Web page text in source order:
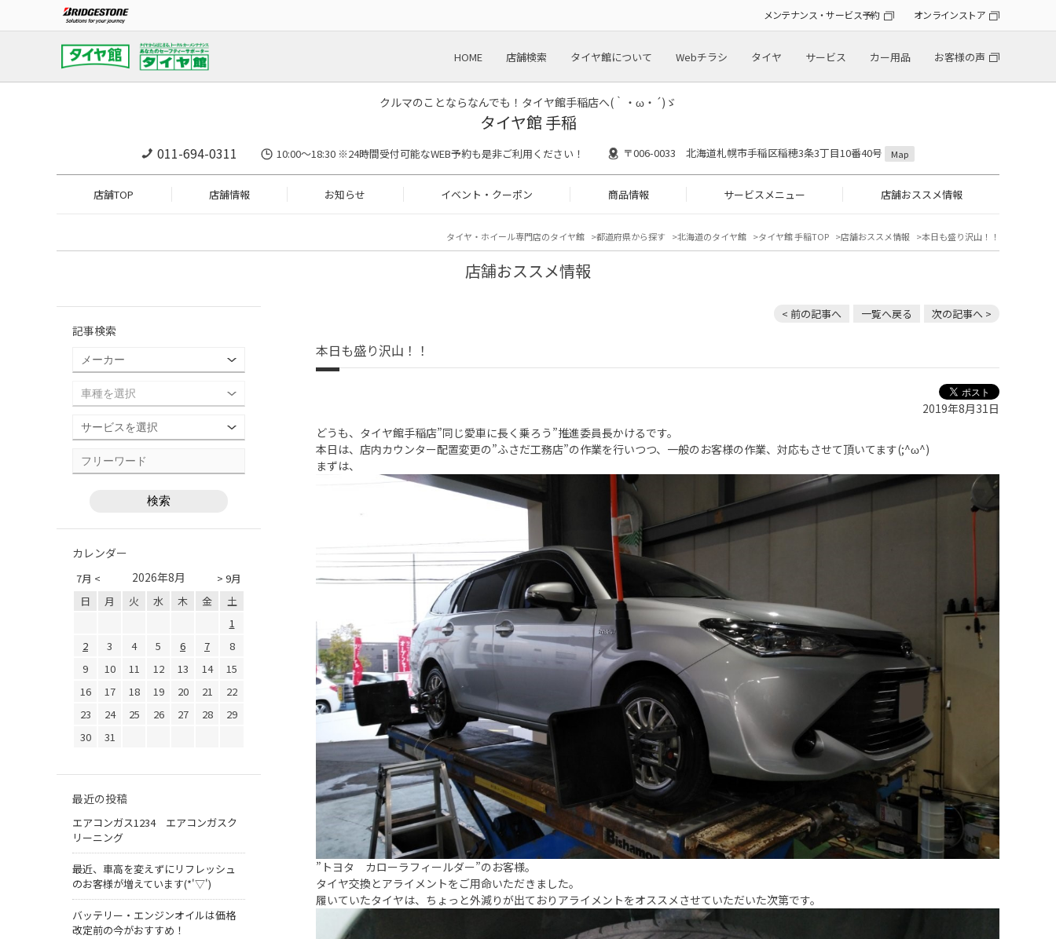
メンテナンス・サービス予約 オンラインストア
HOME 店舗検索 タイヤ館について Webチラシ タイヤ サービス カー用品 お客様の声
クルマのことならなんでも！タイヤ館手稲店へ(｀・ω・´)ゞ
タイヤ館 手稲
011-694-0311 10:00～18:30 ※24時間受付可能なWEB予約も是非ご利用ください！ 〒006-0033 北海道札幌市手稲区稲穂3条3丁目10番40号 Map
店舗TOP 店舗情報 お知らせ イベント・クーポン 商品情報 サービスメニュー 店舗おススメ情報
タイヤ・ホイール専門店のタイヤ館 都道府県から探す 北海道のタイヤ館 タイヤ館 手稲TOP 店舗おススメ情報 本日も盛り沢山！！
店舗おススメ情報
< 前の記事へ 一覧へ戻る 次の記事へ >
本日も盛り沢山！！
2019年8月31日
どうも、タイヤ館手稲店”同じ愛車に長く乗ろう”推進委員長かけるです。
本日は、店内カウンター配置変更の”ふさだ工務店”の作業を行いつつ、一般のお客様の作業、対応もさせて頂いてます(;^ω^)
まずは、
”トヨタ カローラフィールダー”のお客様。
タイヤ交換とアライメントをご用命いただきました。
履いていたタイヤは、ちょっと外減りが出ておりアライメントをオススメさせていただいた次第です。
記事検索
カレンダー
7月 < > 9月
2026年8月
日 月 火 水 木 金
土
1
2
3 4 5 6 7
8
9
10 11 12 13 14
15
16
17 18 19 20 21
22
23
24 25 26 27 28
29
30
31
最近の投稿
エアコンガス1234 エアコンガスク
リーニング
最近、車高を変えずにリフレッシュ
のお客様が増えています(*'▽')
バッテリー・エンジンオイルは価格
改定前の今がおすすめ！